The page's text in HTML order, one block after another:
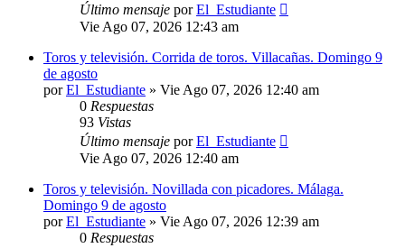
Último mensaje porEl_Estudiante
Vie Ago 07, 2026 12:43 am
Toros y televisión. Corrida de toros. Villacañas. Domingo 9
de agosto
porEl_Estudiante » Vie Ago 07, 2026 12:40 am
0 Respuestas
93 Vistas
Último mensaje porEl_Estudiante
Vie Ago 07, 2026 12:40 am
Toros y televisión. Novillada con picadores. Málaga.
Domingo 9 de agosto
porEl_Estudiante » Vie Ago 07, 2026 12:39 am
0 Respuestas